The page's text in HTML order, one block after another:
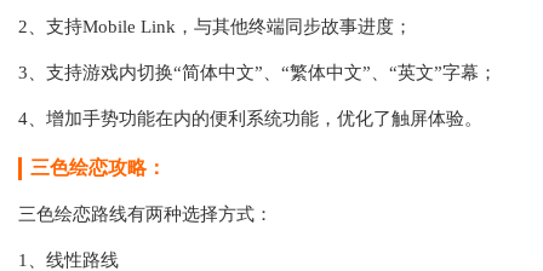
2、支持Mobile Link，与其他终端同步故事进度；
3、支持游戏内切换“简体中文”、“繁体中文”、“英文”字幕；
4、增加手势功能在内的便利系统功能，优化了触屏体验。
三色绘恋攻略：
三色绘恋路线有两种选择方式：
1、线性路线